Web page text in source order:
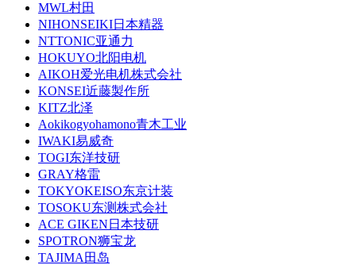
MWL村田
NIHONSEIKI日本精器
NTTONIC亚通力
HOKUYO北阳电机
AIKOH爱光电机株式会社
KONSEI近藤製作所
KITZ北泽
Aokikogyohamono青木工业
IWAKI易威奇
TOGI东洋技研
GRAY格雷
TOKYOKEISO东京计装
TOSOKU东测株式会社
ACE GIKEN日本技研
SPOTRON狮宝龙
TAJIMA田岛